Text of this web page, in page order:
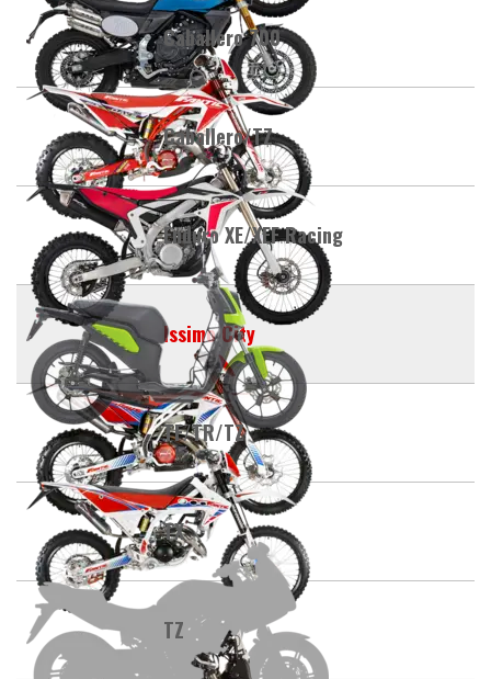
Caballero 700
Caballero/TZ
Enduro XE/XEF Racing
Issimo City
TF/TR/TZ
TX
TZ